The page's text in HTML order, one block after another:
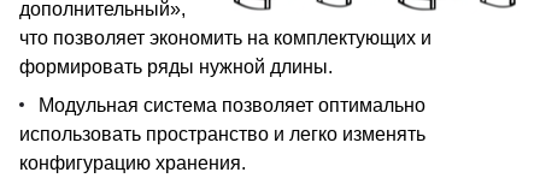
дополнительный»,
что позволяет экономить на комплектующих и
формировать ряды нужной длины.
Модульная система позволяет оптимально
использовать пространство и легко изменять
конфигурацию хранения.